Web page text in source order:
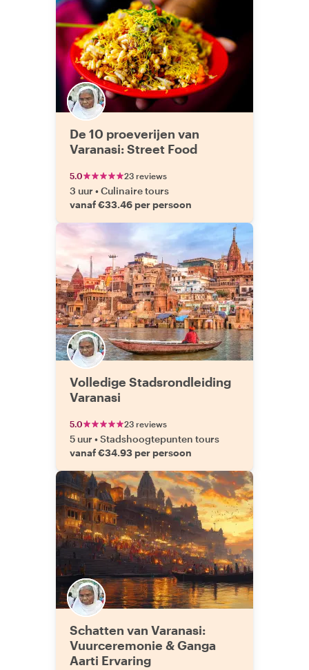
De 10 proeverijen van
Varanasi: Street Food
5.0 23 reviews
3 uur •Culinaire tours
vanaf €33.46 per persoon
Volledige Stadsrondleiding
Varanasi
5.0 23 reviews
5 uur •Stadshoogtepunten tours
vanaf €34.93 per persoon
Schatten van Varanasi:
Vuurceremonie & Ganga
Aarti Ervaring